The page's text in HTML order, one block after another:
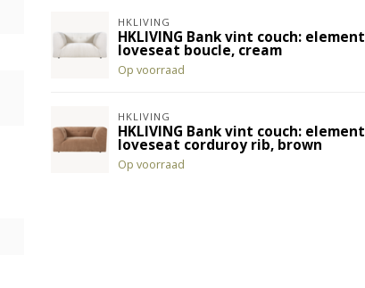
HKLIVING
HKLIVING Bank vint couch: element
loveseat boucle, cream
Op voorraad
HKLIVING
HKLIVING Bank vint couch: element
loveseat corduroy rib, brown
Op voorraad